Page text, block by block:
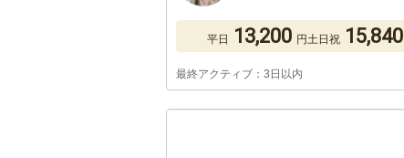
平日 13,200 円土日祝 15,840
最終アクティブ：3日以内